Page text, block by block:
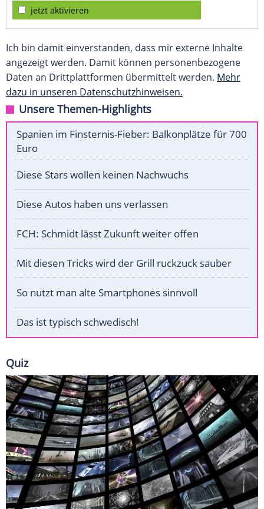
jetzt aktivieren
Ich bin damit einverstanden, dass mir externe Inhalte
angezeigt werden. Damit können personenbezogene
Daten an Drittplattformen übermittelt werden. Mehr
dazu in unseren Datenschutzhinweisen.
Unsere Themen-Highlights
Spanien im Finsternis-Fieber: Balkonplätze für 700
Euro
Diese Stars wollen keinen Nachwuchs
Diese Autos haben uns verlassen
FCH: Schmidt lässt Zukunft weiter offen
Mit diesen Tricks wird der Grill ruckzuck sauber
So nutzt man alte Smartphones sinnvoll
Das ist typisch schwedisch!
Quiz